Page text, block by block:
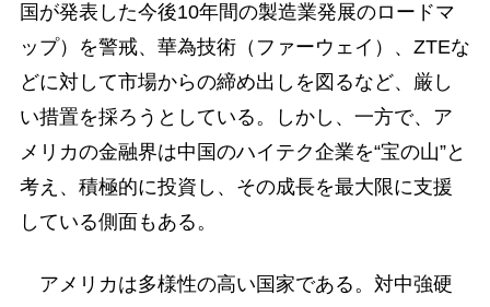
国が発表した今後10年間の製造業発展のロードマ
ップ）を警戒、華為技術（ファーウェイ）、ZTEな
どに対して市場からの締め出しを図るなど、厳し
い措置を採ろうとしている。しかし、一方で、ア
メリカの金融界は中国のハイテク企業を“宝の山”と
考え、積極的に投資し、その成長を最大限に支援
している側面もある。
アメリカは多様性の高い国家である。対中強硬